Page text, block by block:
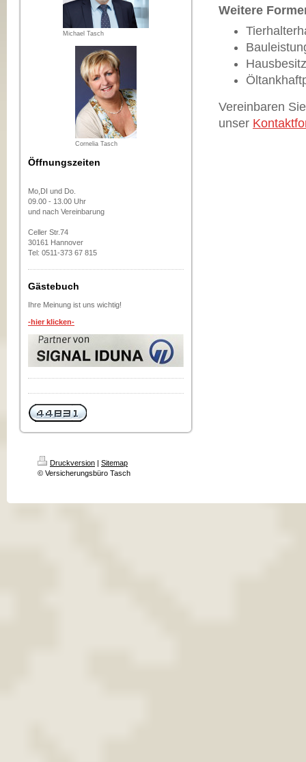
Michael Tasch
Cornelia Tasch
Öffnungszeiten
Mo,DI und Do.
09.00 - 13.00 Uhr
und nach Vereinbarung
Celler Str.74
30161 Hannover
Tel: 0511-373 67 815
Gästebuch
Ihre Meinung ist uns wichtig!
-hier klicken-
Weitere
Vereinbaren
unser
Druckversion | Sitemap
© Versicherungsbüro Tasch